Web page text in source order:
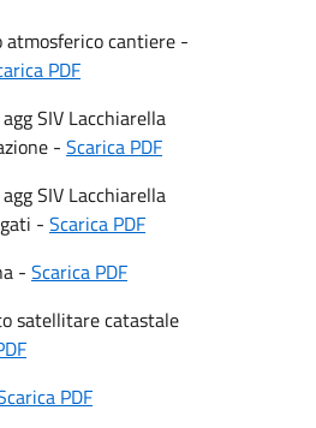
cantiere -
PDF
SIV Lacchiarella
- Scarica PDF
SIV Lacchiarella
- Scarica PDF
- Scarica PDF
satellitare catastale
PDF